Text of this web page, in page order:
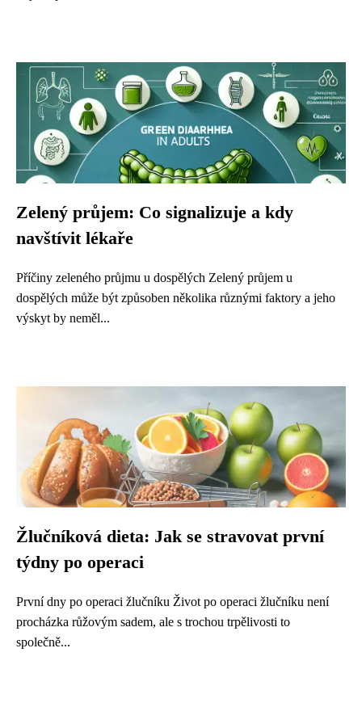
Zelený průjem: Co signalizuje a kdy
navštívit lékaře
Příčiny zeleného průjmu u dospělých Zelený průjem u
dospělých může být způsoben několika různými faktory a jeho
výskyt by neměl...
Žlučníková dieta: Jak se stravovat první
týdny po operaci
První dny po operaci žlučníku Život po operaci žlučníku není
procházka růžovým sadem, ale s trochou trpělivosti to
společně...